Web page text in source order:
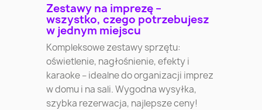
Zestawy na imprezę –
wszystko, czego potrzebujesz
w jednym miejscu
Kompleksowe zestawy sprzętu:
oświetlenie, nagłośnienie, efekty i
karaoke – idealne do organizacji imprez
w domu i na sali. Wygodna wysyłka,
szybka rezerwacja, najlepsze ceny!